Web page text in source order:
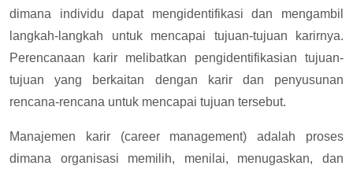
dimana individu dapat mengidentifikasi dan mengambil
langkah-langkah untuk mencapai tujuan-tujuan karirnya.
Perencanaan karir melibatkan pengidentifikasian tujuan-
tujuan yang berkaitan dengan karir dan penyusunan
rencana-rencana untuk mencapai tujuan tersebut.
Manajemen karir (career management) adalah proses
dimana organisasi memilih, menilai, menugaskan, dan